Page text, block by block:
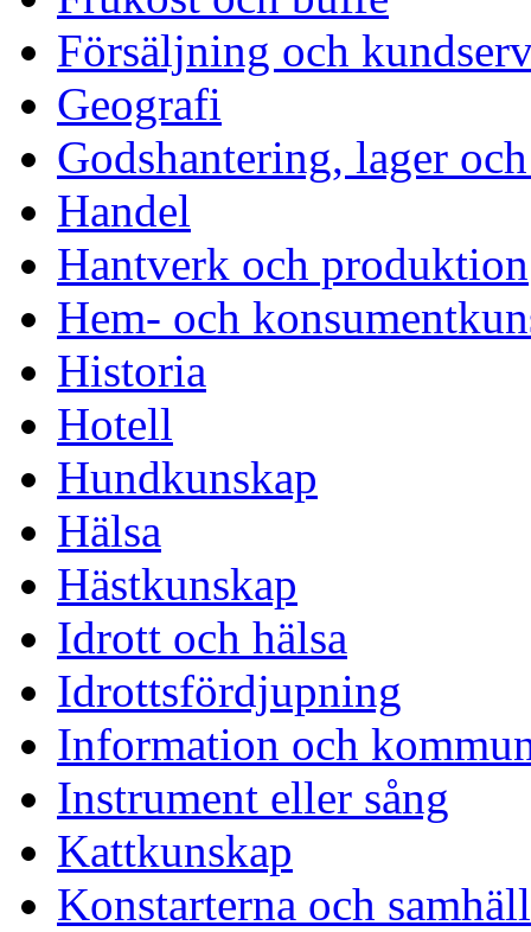
Försäljning och
Geografi
Godshantering, lager
Handel
Hantverk och produktion
Hem- och
Historia
Hotell
Hundkunskap
Hälsa
Hästkunskap
Idrott och hälsa
Idrottsfördjupning
Information och
Instrument eller sång
Kattkunskap
Konstarterna och